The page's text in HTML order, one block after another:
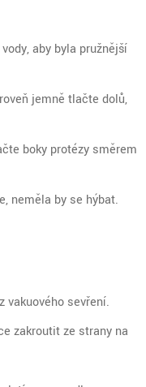
aby byla pružnější
jemně tlačte dolů,
boky protézy směrem
neměla by se hýbat.
vakuového sevření.
zakroutit ze strany na